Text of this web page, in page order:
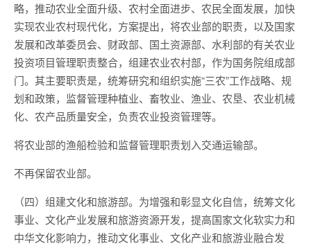
略，推动农业全面升级、农村全面进步、农民全面发展，加快
实现农业农村现代化，方案提出，将农业部的职责，以及国家
发展和改革委员会、财政部、国土资源部、水利部的有关农业
投资项目管理职责整合，组建农业农村部，作为国务院组成部
门。其主要职责是，统筹研究和组织实施“三农”工作战略、规
划和政策，监督管理种植业、畜牧业、渔业、农垦、农业机械
化、农产品质量安全，负责农业投资管理等。
将农业部的渔船检验和监督管理职责划入交通运输部。
不再保留农业部。
（四）组建文化和旅游部。为增强和彰显文化自信，统筹文化
事业、文化产业发展和旅游资源开发，提高国家文化软实力和
中华文化影响力，推动文化事业、文化产业和旅游业融合发